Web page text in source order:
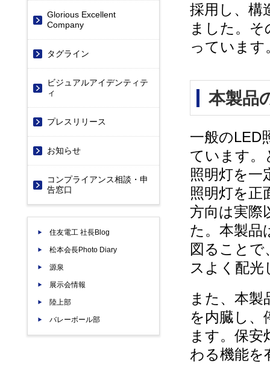
採用し、構
ました。
っています
本製品
一般のLED
ています。
照明灯を一
照明灯を正
方向は実際
た。本製品
図ることで
スよく配
また、本
を内臓し、
ます。保
わる機能を
Glorious Excellent
Company
タグライン
ビジュアルアイデンティテ
ィ
プレスリリース
お知らせ
コンプライアンス相談・申
告窓口
住友電工 社長Blog
松本会長Photo Diary
源泉
展示会情報
陸上部
バレーボール部